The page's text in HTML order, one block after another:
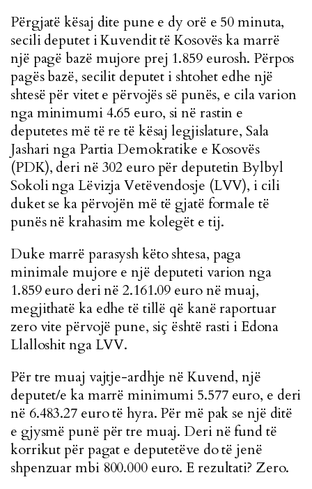
Përgjatë kësaj dite pune e dy orë e 50 minuta,
secili deputet i Kuvendit të Kosovës ka marrë
një pagë bazë mujore prej 1.859 eurosh. Përpos
pagës bazë, secilit deputet i shtohet edhe një
shtesë për vitet e përvojës së punës, e cila varion
nga minimumi 4.65 euro, si në rastin e
deputetes më të re të kësaj legjislature, Sala
Jashari nga Partia Demokratike e Kosovës
(PDK), deri në 302 euro për deputetin Bylbyl
Sokoli nga Lëvizja Vetëvendosje (LVV), i cili
duket se ka përvojën më të gjatë formale të
punës në krahasim me kolegët e tij.
Duke marrë parasysh këto shtesa, paga
minimale mujore e një deputeti varion nga
1.859 euro deri në 2.161.09 euro në muaj,
megjithatë ka edhe të tillë që kanë raportuar
zero vite përvojë pune, siç është rasti i Edona
Llalloshit nga LVV.
Për tre muaj vajtje-ardhje në Kuvend, një
deputet/e ka marrë minimumi 5.577 euro, e deri
në 6.483.27 euro të hyra. Për më pak se një ditë
e gjysmë punë për tre muaj. Deri në fund të
korrikut për pagat e deputetëve do të jenë
shpenzuar mbi 800.000 euro. E rezultati? Zero.